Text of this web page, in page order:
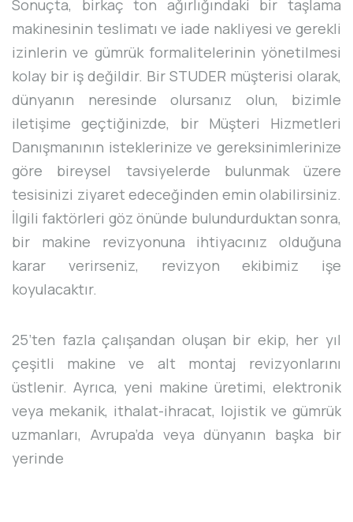
Sonuçta, birkaç ton ağırlığındaki bir taşlama
makinesinin teslimatı ve iade nakliyesi ve gerekli
izinlerin ve gümrük formalitelerinin yönetilmesi
kolay bir iş değildir. Bir STUDER müşterisi olarak,
dünyanın neresinde olursanız olun, bizimle
iletişime geçtiğinizde, bir Müşteri Hizmetleri
Danışmanının isteklerinize ve gereksinimlerinize
göre bireysel tavsiyelerde bulunmak üzere
tesisinizi ziyaret edeceğinden emin olabilirsiniz.
İlgili faktörleri göz önünde bulundurduktan sonra,
bir makine revizyonuna ihtiyacınız olduğuna
karar verirseniz, revizyon ekibimiz işe
koyulacaktır.
25’ten fazla çalışandan oluşan bir ekip, her yıl
çeşitli makine ve alt montaj revizyonlarını
üstlenir. Ayrıca, yeni makine üretimi, elektronik
veya mekanik, ithalat-ihracat, lojistik ve gümrük
uzmanları, Avrupa’da veya dünyanın başka bir
yerinde